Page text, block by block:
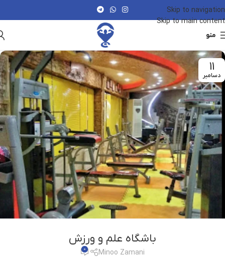
Skip to navigation
Skip to main content
منو
11
دسامبر
باشگاه علم و ورزش
Minoo Zamani
0